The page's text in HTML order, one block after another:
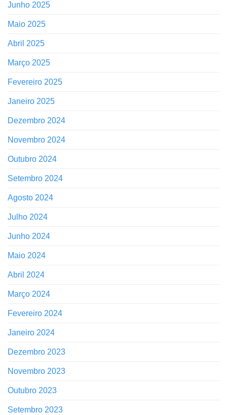
Junho 2025
Maio 2025
Abril 2025
Março 2025
Fevereiro 2025
Janeiro 2025
Dezembro 2024
Novembro 2024
Outubro 2024
Setembro 2024
Agosto 2024
Julho 2024
Junho 2024
Maio 2024
Abril 2024
Março 2024
Fevereiro 2024
Janeiro 2024
Dezembro 2023
Novembro 2023
Outubro 2023
Setembro 2023